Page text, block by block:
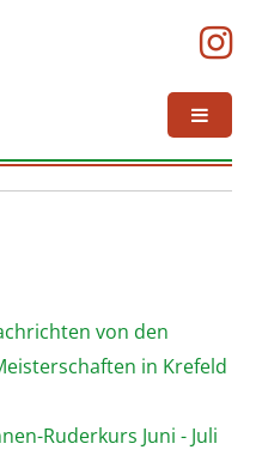
von den
in Krefeld
Ruderkurs Juni - Juli